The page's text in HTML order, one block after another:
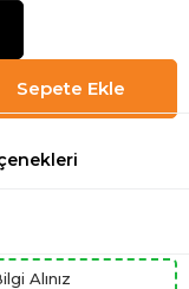
Alınız